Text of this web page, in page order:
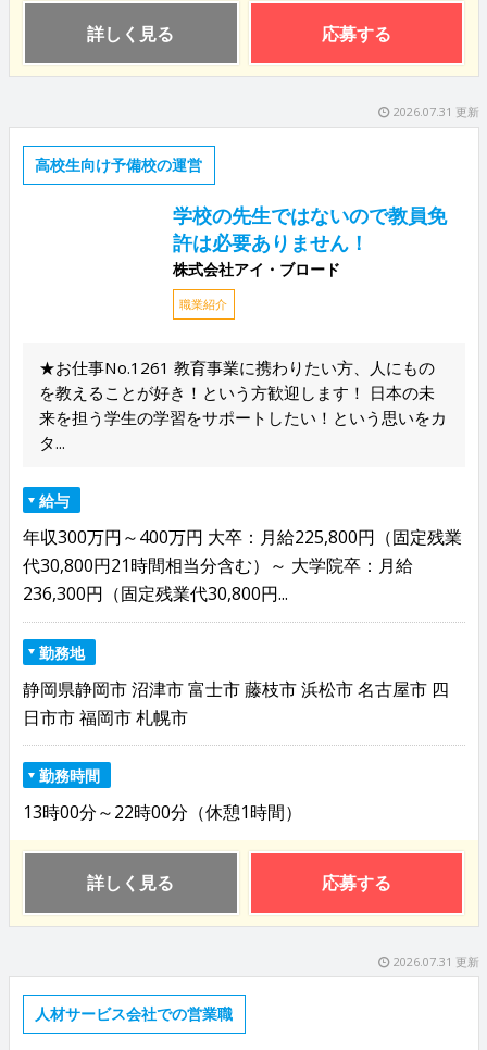
詳しく見る 応募する
2026.07.31 更新
高校生向け予備校の運営
学校の先生ではないので教員免
許は必要ありません！
株式会社アイ・ブロード
職業紹介
★お仕事No.1261 教育事業に携わりたい方、人にもの
を教えることが好き！という方歓迎します！ 日本の未
来を担う学生の学習をサポートしたい！という思いをカ
タ...
給与
年収300万円～400万円 大卒：月給225,800円（固定残業
代30,800円21時間相当分含む）～ 大学院卒：月給
236,300円（固定残業代30,800円...
勤務地
静岡県静岡市 沼津市 富士市 藤枝市 浜松市 名古屋市 四
日市市 福岡市 札幌市
勤務時間
13時00分～22時00分（休憩1時間）
詳しく見る 応募する
2026.07.31 更新
人材サービス会社での営業職